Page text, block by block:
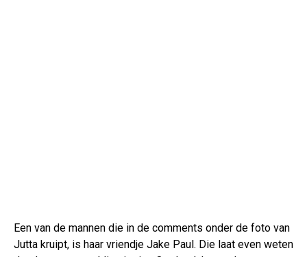
Een van de mannen die in de comments onder de foto van
Jutta kruipt, is haar vriendje Jake Paul. Die laat even weten